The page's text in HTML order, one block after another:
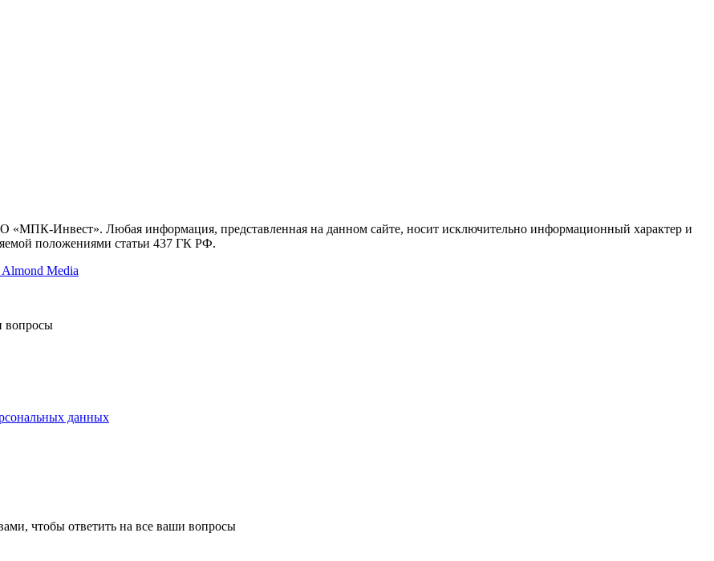
«МПК-Инвест». Любая информация, представленная на данном сайте, носит исключительно информационный характер и
положениями статьи 437 ГК РФ.
Media
вопросы
данных
чтобы ответить на все ваши вопросы